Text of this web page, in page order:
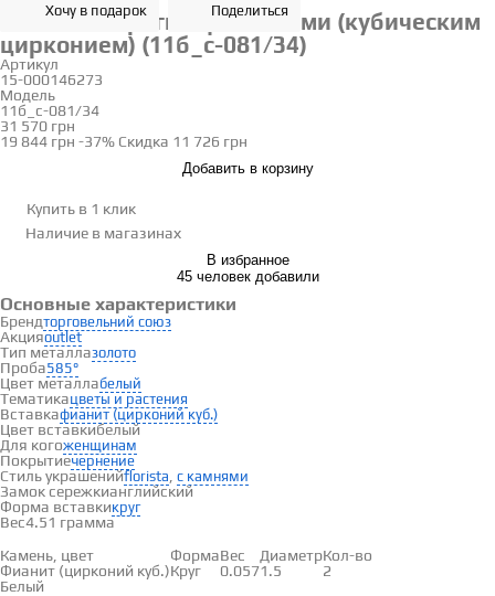
Хочу в подарок Поделиться
Золотые серьги с фианитами (кубическим
цирконием) (11б_с-081/34)
Артикул
15-000146273
Модель
11б_с-081/34
31 570 грн
19 844 грн -37% Скидка 11 726 грн
Добавить в корзину
Купить в 1 клик
Наличие в магазинах
В избранное
45 человек добавили
Основные характеристики
Брендторговельний союз
Акцияoutlet
Тип металлазолото
Проба585°
Цвет металлабелый
Тематикацветы и растения
Вставкафианит (цирконий куб.)
Цвет вставкибелый
Для когоженщинам
Покрытиечернение
Стиль украшенийflorista с камнями
Замок сережкианглийский
Форма вставкикруг
Вес4.51 грамма
Вставки
Камень, цвет ФормаВес ДиаметрКол-во
Фианит (цирконий куб.)
Белый
Круг 0.0571.5 2